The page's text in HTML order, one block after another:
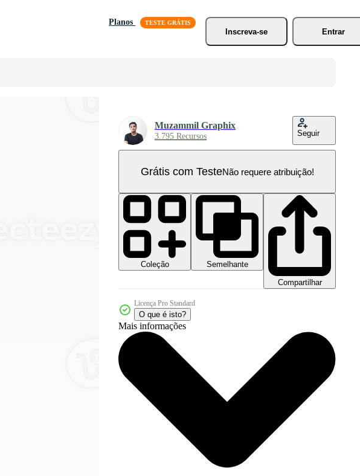
Planos
Inscreva-se
Entrar
Muzammil Graphix
3.795 Recursos Seguir
Grátis com TesteNão requere atribuição!
Coleção
Semelhante
Compartilhar
Licença Pro Standard
O que é isto?
Mais informações